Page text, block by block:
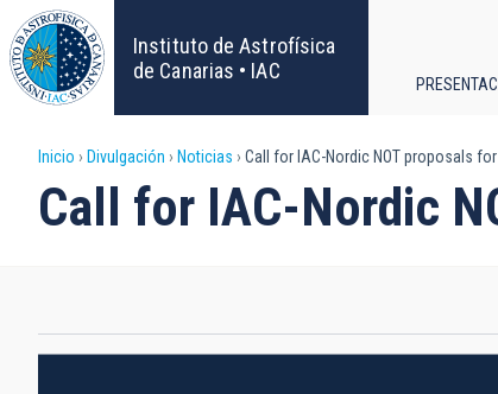
Pasar
al
contenido
principal
Instituto de Astrofísica
de Canarias • IAC
Sobrescribir
enlaces
ayuda
Inicio Divulgación Noticias Call for IAC-Nordic NOT proposals
Call for IAC-Nordic